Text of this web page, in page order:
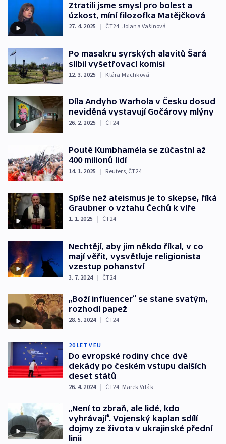
Ztratili jsme smysl pro bolest a
úzkost, míní filozofka Matějčková
27. 4. 2025 | ČT24, Jolana Vašinová
Po masakru syrských alavitů Šará
slíbil vyšetřovací komisi
12. 3. 2025 | Klára Machková
Díla Andyho Warhola v Česku dosud
neviděná vystavují Gočárovy mlýny
26. 2. 2025 | ČT24
Poutě Kumbhaméla se zúčastní až
400 milionů lidí
14. 1. 2025 | Reuters, ČT24
Spíše než ateismus je to skepse, říká
Graubner o vztahu Čechů k víře
1. 1. 2025 | ČT24
Nechtějí, aby jim někdo říkal, v co
mají věřit, vysvětluje religionista
vzestup pohanství
3. 7. 2024 | ČT24
„Boží influencer“ se stane svatým,
rozhodl papež
28. 5. 2024 | ČT24
20 LET V EU
Do evropské rodiny chce dvě
dekády po českém vstupu dalších
deset států
26. 4. 2024 | ČT24, Marek Vrlák
„Není to zbraň, ale lidé, kdo
vyhrávají“. Vojenský kaplan sdílí
dojmy ze života v ukrajinské přední
linii